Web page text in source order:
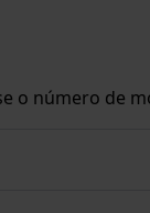
número de